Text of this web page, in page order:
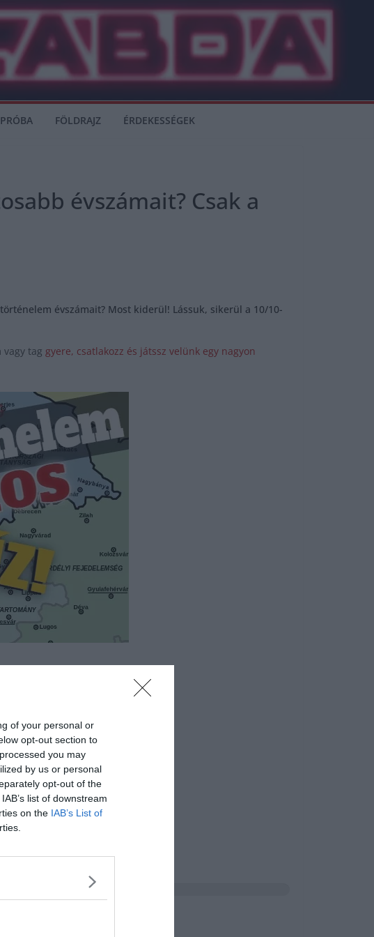
of your personal or
opt-out section to
you may
by us or personal
opt-out of the
list of downstream
on the IAB’s List of
FÖLDRAJZ ÉRDEKESSÉGEK
évszámait? Csak a
évszámait? Most kiderül! Lássuk, sikerül a 10/10-
vagy tag gyere, csatlakozz és játssz velünk egy nagyon